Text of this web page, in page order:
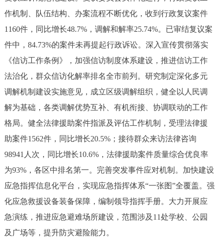
作机制、队伍结构、办案流程不断优化，收到行政复议案件
1160件，同比增长48.7%，调解和解率25.74%。已审结复议案
件中，84.73%的案件未再提起行政诉讼。深入宣传贯彻落实
《信访工作条例》，加强信访制度体系建设，推进信访工作
法治化，群众信访化解率排名全市前列。研究制定深化多元
调解机制建设实施意见，成立区级调解组织，健全以人民调
解为基础，各类调解优势互补、有机衔接、协调联动的工作
格局。健全法律援助案件指派及评估工作机制，受理法律援
助案件1562件，同比增长20.5%；接待群众来访法律咨询
98941人次，同比增长10.6%，法律援助案件质量综合优良率
为93%，各区中排名第一。完善突发事件应对机制。加快建设
应急指挥信息化平台，实现应急指挥体系“一张图”全覆盖。强
化应急救援设备装备保障，编制领导指挥手册。大力开展应
急演练，推进应急避难场所建设，范围涉及11处学校、公园
及广场等，提升防灾避险能力。